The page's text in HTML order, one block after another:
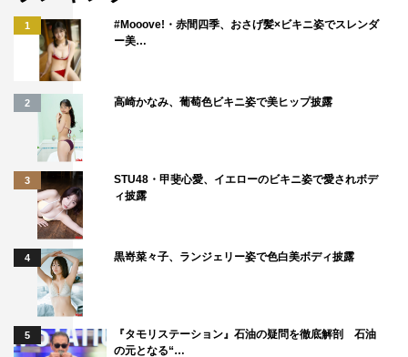
湾）©テレビ静岡
番組情報
『爆笑問題の深海WANTED９～何かが起きている！？ 駿
河湾×富山湾 テレビ初の大探査SP～』
フジテレビ系
2023年7月2日（日）午後4時05分～5時20分
MC：爆笑問題（太田光・田中裕二）
ゲスト：照英、カズレーザー、秋元真夏
解説：鈴木香里武
1
#Mooove!・赤間四季、おさげ髪×ビキニ姿でスレンダ
ー美…
2 高崎かなみ、葡萄色ビキニ姿で美ヒップ披露
3
STU48・甲斐心愛、イエローのビキニ姿で愛されボデ
ィ披露
4 黒嵜菜々子、ランジェリー姿で色白美ボディ披露
5
『タモリステーション』石油の疑問を徹底解剖 石油
の元となる“…